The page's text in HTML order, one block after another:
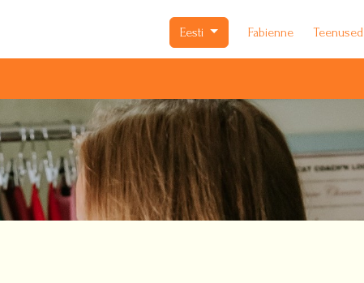
Eesti Fabienne Teenused